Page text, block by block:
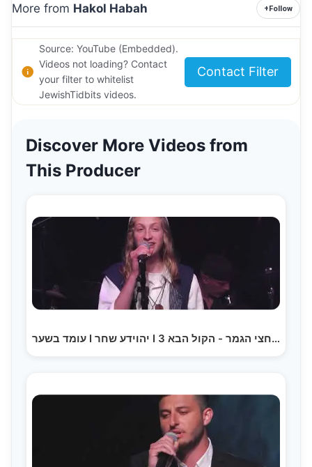
More from Hakol Habah +Follow
Source: YouTube (Embedded).
Videos not loading? Contact
your filter to whitelist
JewishTidbits videos.
Contact Filter
Discover More Videos from
This Producer
עומד בשער I יהוידע שחר I חצי הגמר - הקול הבא 3 Omed…